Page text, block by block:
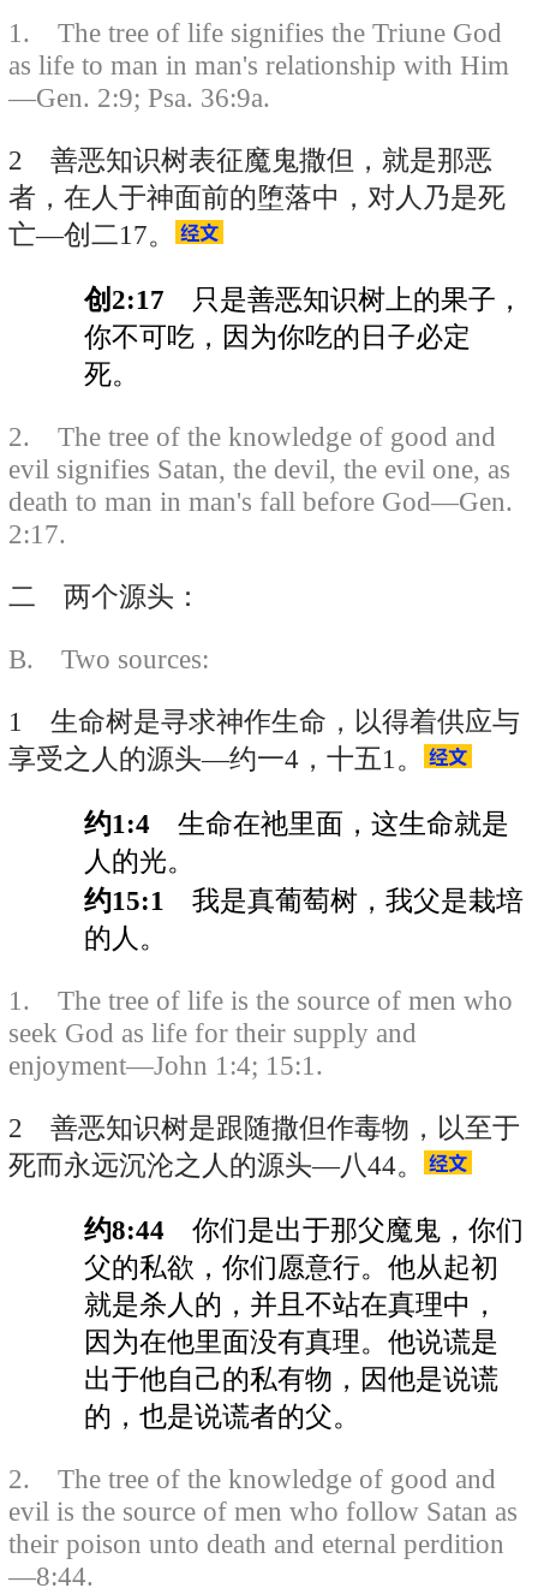
1. The tree of life signifies the Triune God
as life to man in man's relationship with Him
—Gen. 2:9; Psa. 36:9a.
2 善恶知识树表征魔鬼撒但，就是那恶
者，在人于神面前的堕落中，对人乃是死
亡—创二17。
创2:17 只是善恶知识树上的果子，
你不可吃，因为你吃的日子必定
死。
2. The tree of the knowledge of good and
evil signifies Satan, the devil, the evil one, as
death to man in man's fall before God—Gen.
2:17.
二 两个源头：
B. Two sources:
1 生命树是寻求神作生命，以得着供应与
享受之人的源头—约一4，十五1。
约1:4 生命在祂里面，这生命就是
人的光。
约15:1
我是真葡萄树，我父是栽培
的人。
1. The tree of life is the source of men who
seek God as life for their supply and
enjoyment—John 1:4; 15:1.
2 善恶知识树是跟随撒但作毒物，以至于
死而永远沉沦之人的源头—八44。
约8:44 你们是出于那父魔鬼，你们
父的私欲，你们愿意行。他从起初
就是杀人的，并且不站在真理中，
因为在他里面没有真理。他说谎是
出于他自己的私有物，因他是说谎
的，也是说谎者的父。
2. The tree of the knowledge of good and
evil is the source of men who follow Satan as
their poison unto death and eternal perdition
—8:44.